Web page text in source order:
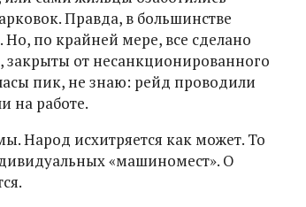
Правда, в большинстве
Но, по крайней мере, все сделано
от несанкционированного
пик, не знаю: рейд проводили
на работе.
Народ исхитряется как может. То
«машиномест». О